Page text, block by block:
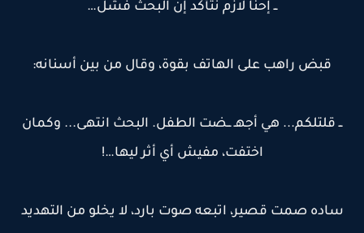
ــ إحنا لازم نتأكد إن البحث فشل…
قبض راهب على الهاتف بقوة، وقال من بين أسنانه:
ــ قلتلكم... هي أجهـ ــضت الطفل. البحث انتهى... وكمان
اختفت، مفيش أي أثر ليها…!
ساده صمت قصير، اتبعه صوت بارد، لا يخلو من التهديد